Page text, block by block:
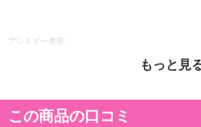
アレルギー表示:
ださい。
もっと見
この商品の口コミ